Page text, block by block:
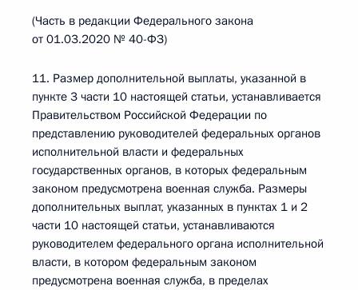
(Часть в редакции Федерального закона
от 01.03.2020 № 40-ФЗ)
11. Размер дополнительной выплаты, указанной в
пункте 3 части 10 настоящей статьи, устанавливается
Правительством Российской Федерации по
представлению руководителей федеральных органов
исполнительной власти и федеральных
государственных органов, в которых федеральным
законом предусмотрена военная служба. Размеры
дополнительных выплат, указанных в пунктах 1 и 2
части 10 настоящей статьи, устанавливаются
руководителем федерального органа исполнительной
власти, в котором федеральным законом
предусмотрена военная служба, в пределах